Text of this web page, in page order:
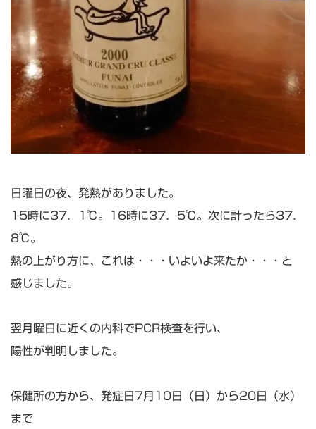
日曜日の夜、発熱がありました。
15時に37．1℃。16時に37．5℃。次に計ったら37．
8℃。
熱の上がり方に、これは・・・いよいよ来たか・・・と
感じました。
翌月曜日に近くの内科でPCR検査を行い、
陽性が判明しました。
保健所の方から、発症日7月10日（日）から20日（水）
まで